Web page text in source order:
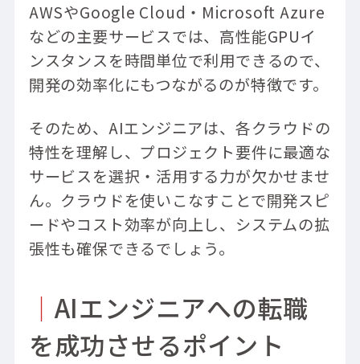
AWSやGoogle Cloud・Microsoft Azure
などの主要サービスでは、高性能GPUイ
ンスタンスを時間単位で利用できるので、
開発の効率化にもつながるのが特徴です。
そのため、AIエンジニアは、各クラウドの
特性を理解し、プロジェクト要件に最適な
サービスを選択・活用する力が欠かせませ
ん。クラウドを使いこなすことで開発スピ
ードやコスト効率が向上し、システムの拡
張性も確保できるでしょう。
｜ AIエンジニアへの転職
を成功させるポイント